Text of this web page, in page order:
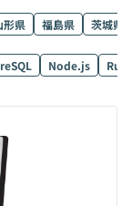
形県 福島県
茨城県
Node.js